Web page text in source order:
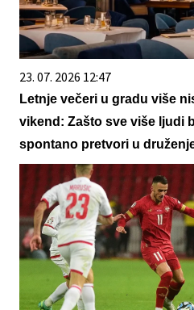
23. 07. 2026 12:47
Letnje večeri u gradu više
vikend: Zašto sve više ljudi
spontano pretvori u